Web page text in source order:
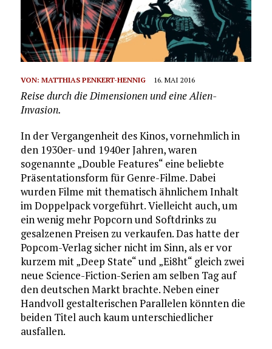
VON: MATTHIAS PENKERT-HENNIG 16. MAI 2016
Reise durch die Dimensionen und eine Alien-
Invasion.
In der Vergangenheit des Kinos, vornehmlich in
den 1930er- und 1940er Jahren, waren
sogenannte „Double Features“ eine beliebte
Präsentationsform für Genre-Filme. Dabei
wurden Filme mit thematisch ähnlichem Inhalt
im Doppelpack vorgeführt. Vielleicht auch, um
ein wenig mehr Popcorn und Softdrinks zu
gesalzenen Preisen zu verkaufen. Das hatte der
Popcom-Verlag sicher nicht im Sinn, als er vor
kurzem mit „Deep State“ und „Ei8ht“ gleich zwei
neue Science-Fiction-Serien am selben Tag auf
den deutschen Markt brachte. Neben einer
Handvoll gestalterischen Parallelen könnten die
beiden Titel auch kaum unterschiedlicher
ausfallen.